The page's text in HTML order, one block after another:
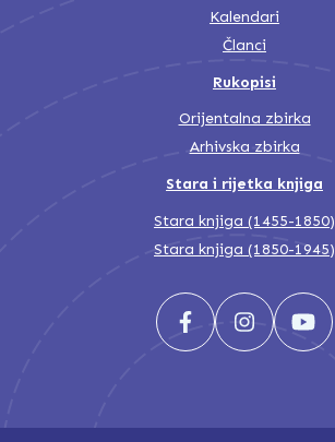
Kalendari
Članci
Rukopisi
Orijentalna zbirka
Arhivska zbirka
Stara i rijetka knjiga
Stara knjiga (1455-1850)
Stara knjiga (1850-1945)